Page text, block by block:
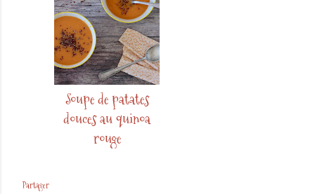
Soupe de patates
douces au quinoa
rouge
Partager